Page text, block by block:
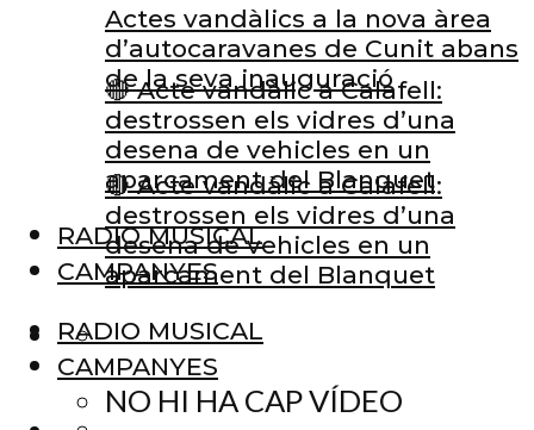
🔴 Acte vandàlic a Calafell:
destrossen els vidres d’una
desena de vehicles en un
aparcament del Blanquet
RADIO MUSICAL
CAMPANYES
NO HI HA CAP VÍDEO
Actes vandàlics a la nova àrea
d’autocaravanes de Cunit abans
de la seva inauguració
🔴 Acte vandàlic a Calafell:
destrossen els vidres d’una
desena de vehicles en un
aparcament del Blanquet
RADIO MUSICAL
CAMPANYES